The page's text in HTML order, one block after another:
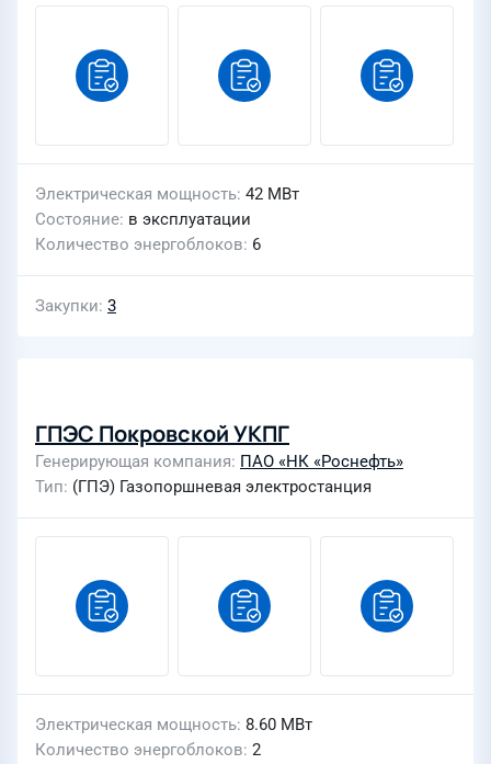
Электрическая мощность 42 МВт
Состояние в эксплуатации
Количество энергоблоков 6
Закупки 3
ГПЭС Покровской УКПГ
Генерирующая компания ПАО «НК «Роснефть»
Тип (ГПЭ) Газопоршневая электростанция
Электрическая мощность 8.60 МВт
Количество энергоблоков 2